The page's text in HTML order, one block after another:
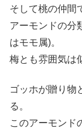
そして桃の仲間
アーモンドの分
はモモ属)。
梅とも雰囲気は
ゴッホが贈り物
る。
このアーモンド